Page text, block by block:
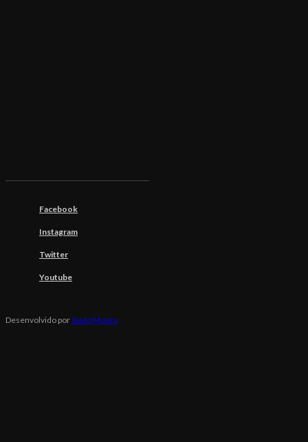
Facebook
Instagram
Twitter
Youtube
Desenvolvido porSaulo Moura